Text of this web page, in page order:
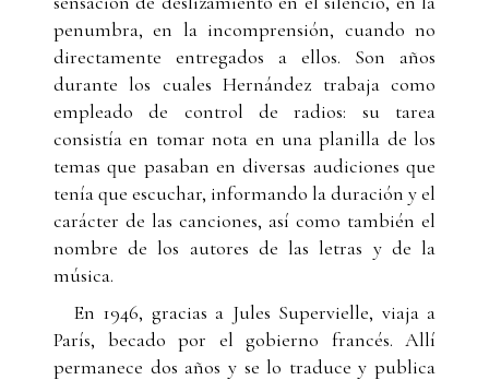
penumbra, en la incomprensión, cuando no
directamente entregados a ellos. Son años
durante los cuales Hernández trabaja como
empleado de control de radios: su tarea
consistía en tomar nota en una planilla de los
temas que pasaban en diversas audiciones que
tenía que escuchar, informando la duración y el
carácter de las canciones, así como también el
nombre de los autores de las letras y de la
música.
En 1946, gracias a Jules Supervielle, viaja a
París, becado por el gobierno francés. Allí
permanece dos años y se lo traduce y publica